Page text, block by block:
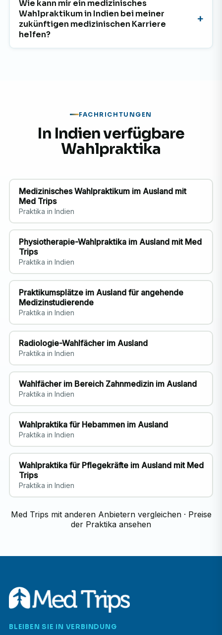
Wie kann mir ein medizinisches
Wahlpraktikum in Indien bei meiner
zukünftigen medizinischen Karriere
helfen?
FACHRICHTUNGEN
In Indien verfügbare
Wahlpraktika
Medizinisches Wahlpraktikum im Ausland mit
Med Trips
Praktika in Indien
Physiotherapie-Wahlpraktika im Ausland mit Med
Trips
Praktika in Indien
Praktikumsplätze im Ausland für angehende
Medizinstudierende
Praktika in Indien
Radiologie-Wahlfächer im Ausland
Praktika in Indien
Wahlfächer im Bereich Zahnmedizin im Ausland
Praktika in Indien
Wahlpraktika für Hebammen im Ausland
Praktika in Indien
Wahlpraktika für Pflegekräfte im Ausland mit Med
Trips
Praktika in Indien
Med Trips mit anderen Anbietern vergleichen· Preise
der Praktika ansehen
BLEIBEN SIE IN VERBINDUNG